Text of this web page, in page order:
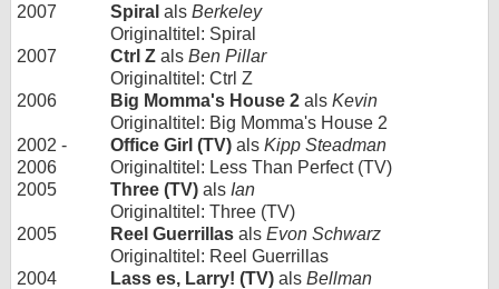
2007
Spiral als Berkeley
Originaltitel: Spiral
2007
Ctrl Z als Ben Pillar
Originaltitel: Ctrl Z
2006
Big Momma's House 2 als Kevin
Originaltitel: Big Momma's House 2
2002 -
2006
Office Girl (TV) als Kipp Steadman
Originaltitel: Less Than Perfect (TV)
2005
Three (TV) als Ian
Originaltitel: Three (TV)
2005
Reel Guerrillas als Evon Schwarz
Originaltitel: Reel Guerrillas
2004
Lass es, Larry! (TV) als Bellman